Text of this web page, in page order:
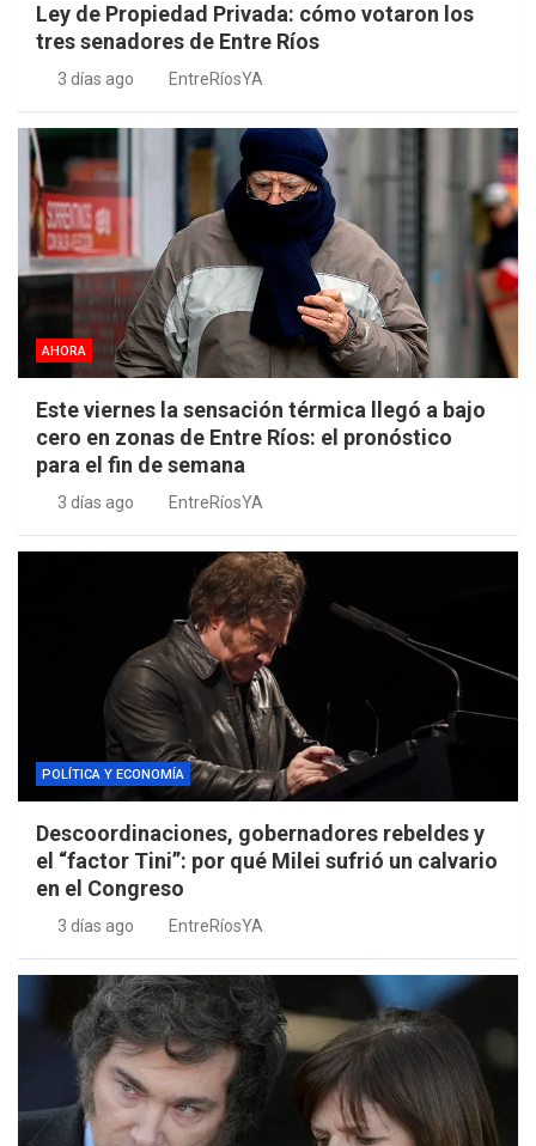
Ley de Propiedad Privada: cómo votaron los
tres senadores de Entre Ríos
3 días ago EntreRíosYA
AHORA
Este viernes la sensación térmica llegó a bajo
cero en zonas de Entre Ríos: el pronóstico
para el fin de semana
3 días ago EntreRíosYA
POLÍTICA Y ECONOMÍA
Descoordinaciones, gobernadores rebeldes y
el “factor Tini”: por qué Milei sufrió un calvario
en el Congreso
3 días ago EntreRíosYA